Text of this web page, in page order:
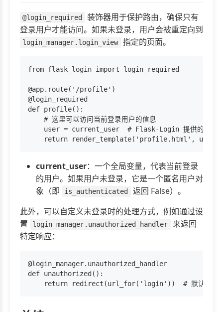
@login_required
装饰器用于保护路由，确保只有
登录用户才能访问。如果未登录，用户会被重定向到
login_manager.login_view 指定的页面。
from flask_login import login_required
@app.route('/profile')
@login_required
def profile():
    # 这里可以访问当前登录用户的信息
user = current_user  # Flask-Login 提供的全局变
current_user：一个全局变量，代表当前登录
的用户。如果用户未登录，它是一个匿名用户对
象（即
is_authenticated
返回 False）。
此外，可以自定义未登录时的处理方式，例如通过设
置
login_manager.unauthorized_handler
来返回
特定响应：
@login_manager.unauthorized_handler
def unauthorized():